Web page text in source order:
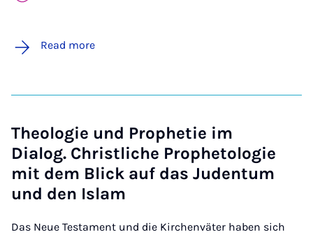
Read more
Theologie und Prophetie im
Dialog. Christliche Prophetologie
mit dem Blick auf das Judentum
und den Islam
Das Neue Testament und die Kirchenväter haben sich